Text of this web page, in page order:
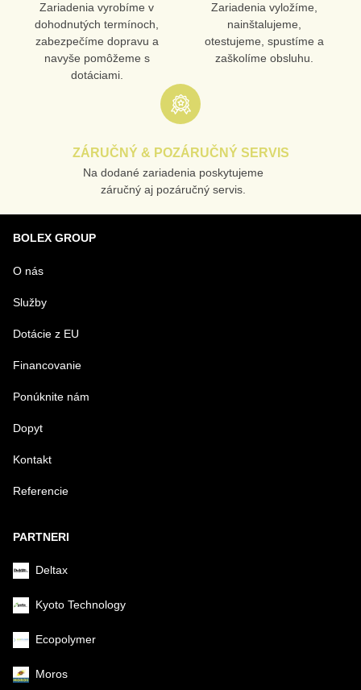
Zariadenia vyrobíme v
dohodnutých termínoch,
zabezpečíme dopravu a
navyše pomôžeme s
dotáciami.
Zariadenia vyložíme,
nainštalujeme,
otestujeme, spustíme a
zaškolíme obsluhu.
ZÁRUČNÝ & POZÁRUČNÝ SERVIS
Na dodané zariadenia poskytujeme
záručný aj pozáručný servis.
BOLEX GROUP
O nás
Služby
Dotácie z EU
Financovanie
Ponúknite nám
Dopyt
Kontakt
Referencie
PARTNERI
Deltax
Kyoto Technology
Ecopolymer
Moros